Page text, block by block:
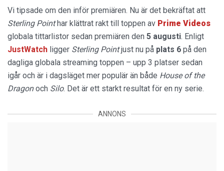
Vi tipsade om den inför premiären. Nu är det bekräftat att
Sterling Pointhar klättrat rakt till toppen av Prime Videos
globala tittarlistor sedan premiären den 5 augusti. Enligt
JustWatch ligger Sterling Pointjust nu på plats 6 på den
dagliga globala streaming toppen – upp 3 platser sedan
igår och är i dagsläget mer populär än både House of the
Dragonoch Silo. Det är ett starkt resultat för en ny serie.
ANNONS